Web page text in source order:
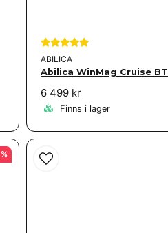
ABILICA
Abilica WinMag Cruise BT
6 499 kr
Finns i lager